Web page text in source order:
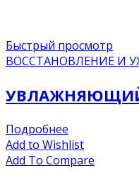
Быстрый просмотр
ВОССТАНОВЛЕНИЕ И
УВЛАЖНЯЮЩИЙ
Подробнее
Add to Wishlist
Add To Compare